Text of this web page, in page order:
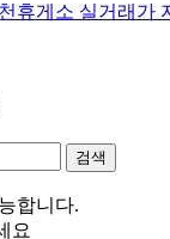
휴게소 실거래가
합니다.
요